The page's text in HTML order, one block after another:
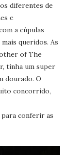
diferentes de
e
a cúpulas
queridos. As
of The
tinha um super
dourado. O
concorrido,
para conferir as